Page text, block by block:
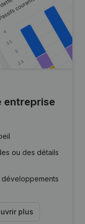
entreprise
ou des détails
plus